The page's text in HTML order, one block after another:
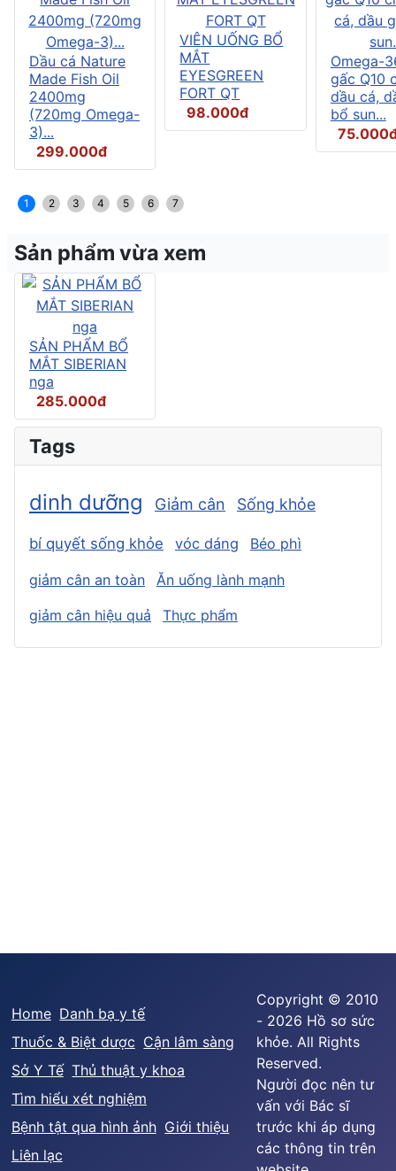
Dầu cá Nature
Made Fish Oil
2400mg
(720mg Omega-
3)...
299.000đ
VIÊN UỐNG BỔ
MẮT
EYESGREEN
FORT QT
98.000đ
Omega-
gấc Q10
dầu cá,
bổ sun...
1 2 3 4 5 6 7
Sản phẩm vừa xem
SẢN PHẨM BỔ
MẮT SIBERIAN
nga
285.000đ
Tags
dinh dưỡng Giảm cân Sống khỏe
bí quyết sống khỏe vóc dáng Béo phì
giảm cân an toàn
Ăn uống lành mạnh
giảm cân hiệu quả
Thực phẩm
Home Danh bạ y tế
Thuốc & Biệt dược Cận lâm sàng
Sở Y Tế Thủ thuật y khoa
Tìm hiểu xét nghiệm
Bệnh tật qua hình ảnh Giới thiệu
Liên lạc
Copyright © 2010
- 2026 Hồ sơ sức
khỏe. All Rights
Reserved.
Người đọc nên tư
vấn với Bác sĩ
trước khi áp dụng
các thông tin trên